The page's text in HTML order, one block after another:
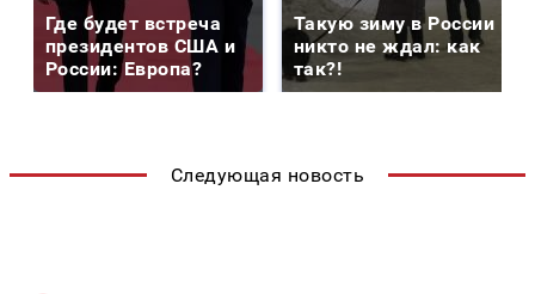
Где будет встреча
президентов США и
России: Европа?
Такую зиму в России
никто не ждал: как
так?!
Следующая новость